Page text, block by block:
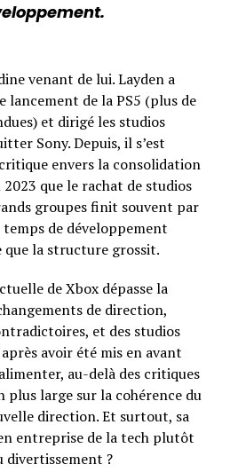
venant de lui. Layden a
lancement de la PS5 (plus de
et dirigé les studios
Sony. Depuis, il s’est
envers la consolidation
que le rachat de studios
groupes finit souvent par
de développement
que la structure grossit.
de Xbox dépasse la
de direction,
et des studios
avoir été mis en avant
au-delà des critiques
plus large sur la cohérence du
direction. Et surtout, sa
entreprise de la tech plutôt
divertissement ?